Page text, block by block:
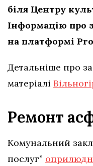
біля Центру
Інформацію про
на платформі
Детальніше про
матеріалі
Ремонт
Комунальний
послуг”